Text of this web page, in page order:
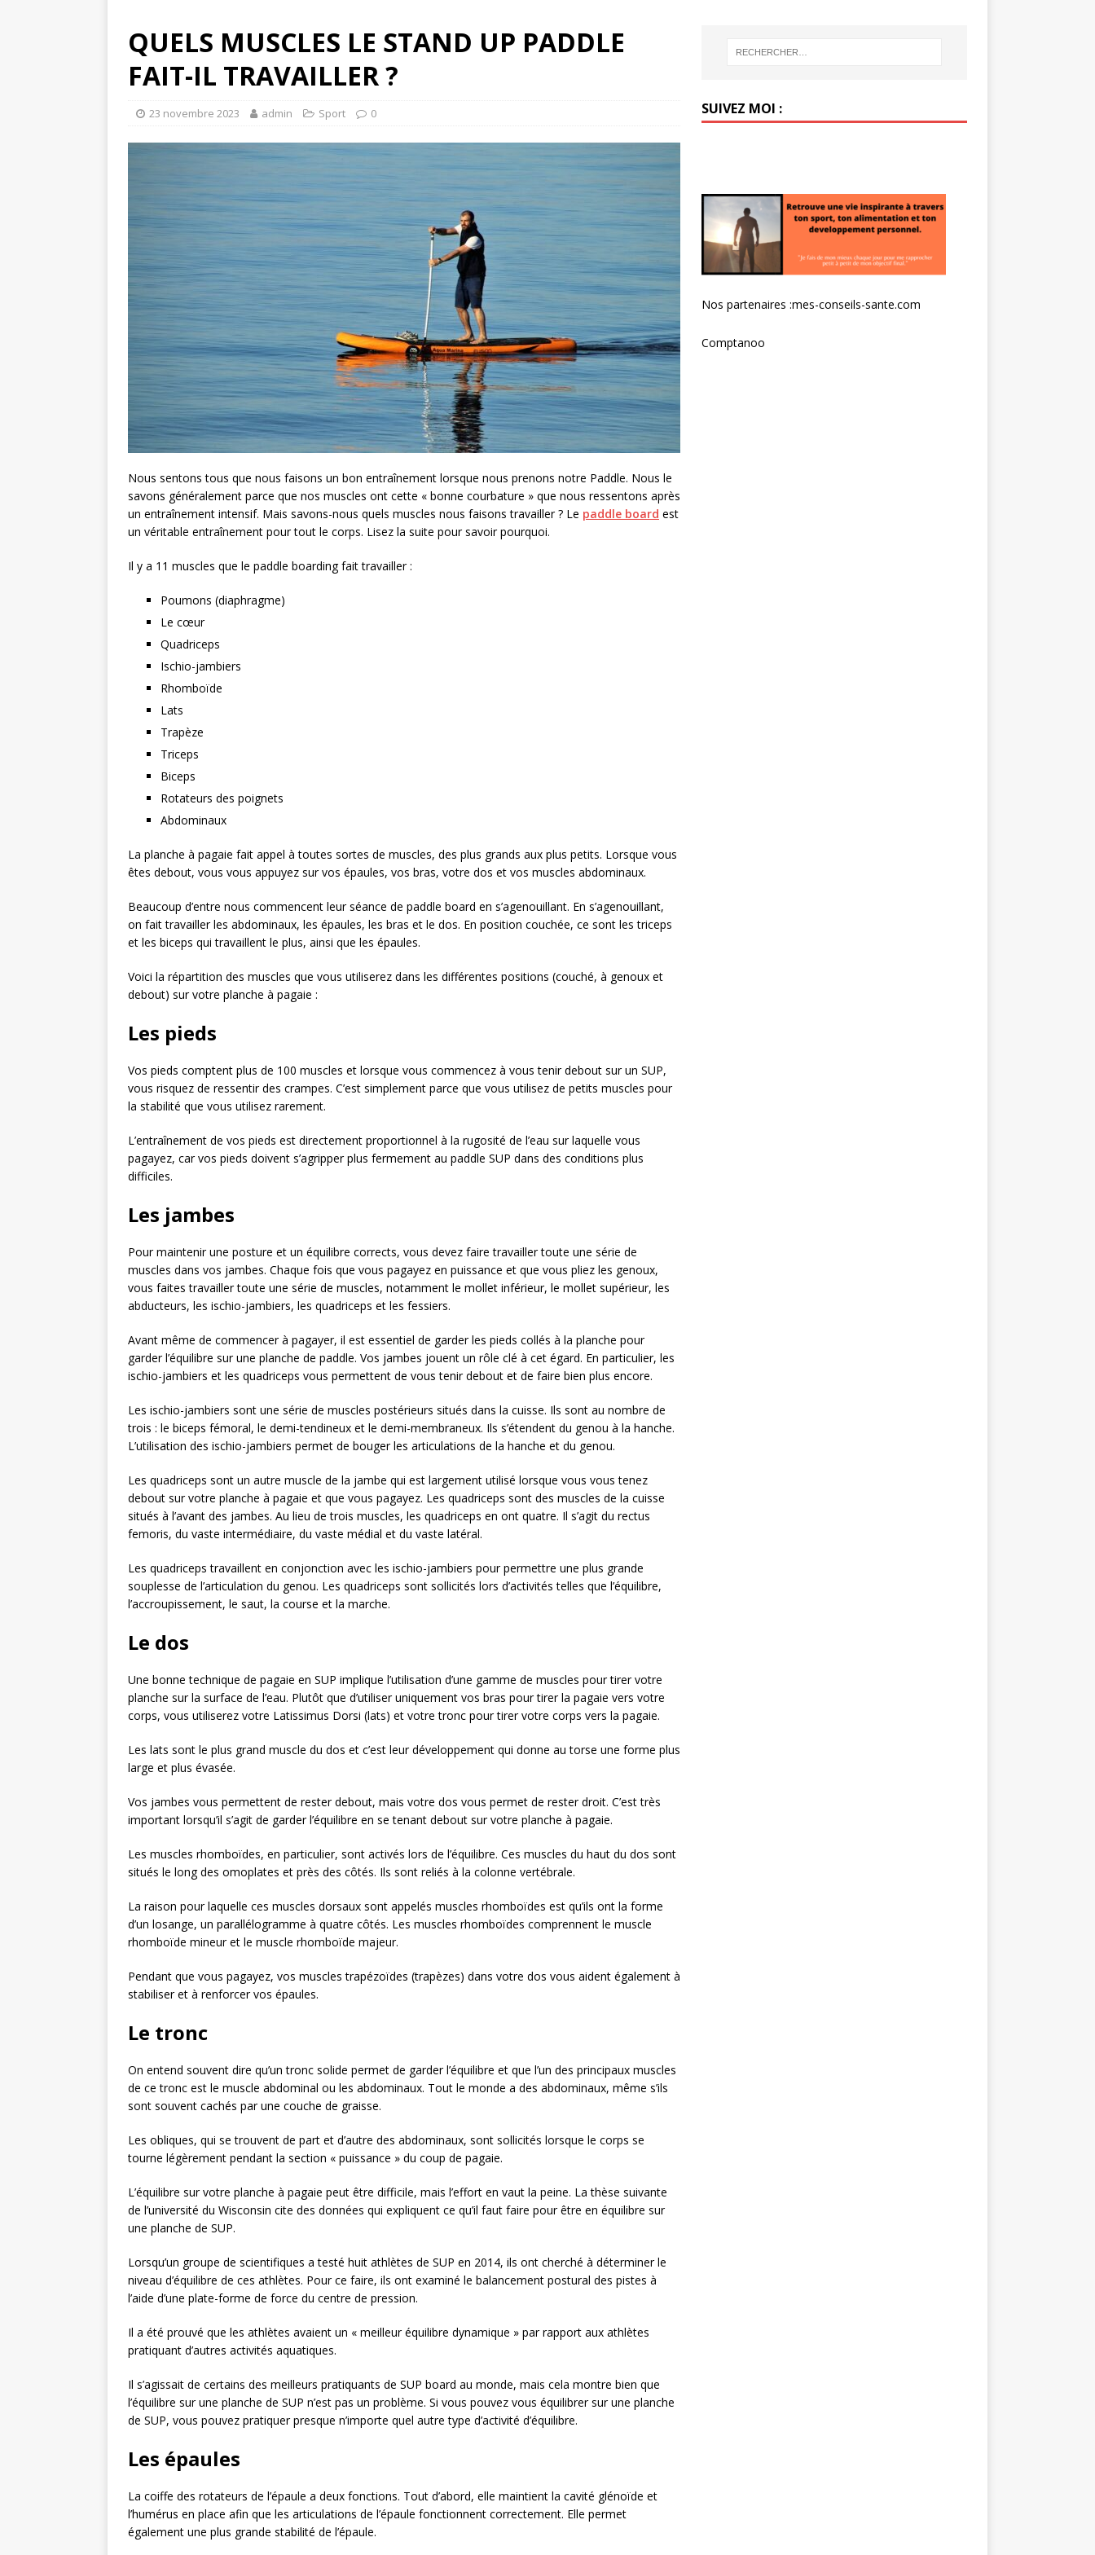
QUELS MUSCLES LE STAND UP PADDLE
FAIT-IL TRAVAILLER ?
23 novembre 2023 admin Sport 0
Nous sentons tous que nous faisons un bon entraînement lorsque nous prenons notre Paddle. Nous le
savons généralement parce que nos muscles ont cette « bonne courbature » que nous ressentons après
un entraînement intensif. Mais savons-nous quels muscles nous faisons travailler ? Le paddle board est
un véritable entraînement pour tout le corps. Lisez la suite pour savoir pourquoi.
Il y a 11 muscles que le paddle boarding fait travailler :
Poumons (diaphragme)
Le cœur
Quadriceps
Ischio-jambiers
Rhomboïde
Lats
Trapèze
Triceps
Biceps
Rotateurs des poignets
Abdominaux
La planche à pagaie fait appel à toutes sortes de muscles, des plus grands aux plus petits. Lorsque vous
êtes debout, vous vous appuyez sur vos épaules, vos bras, votre dos et vos muscles abdominaux.
Beaucoup d’entre nous commencent leur séance de paddle board en s’agenouillant. En s’agenouillant,
on fait travailler les abdominaux, les épaules, les bras et le dos. En position couchée, ce sont les triceps
et les biceps qui travaillent le plus, ainsi que les épaules.
Voici la répartition des muscles que vous utiliserez dans les différentes positions (couché, à genoux et
debout) sur votre planche à pagaie :
Les pieds
Vos pieds comptent plus de 100 muscles et lorsque vous commencez à vous tenir debout sur un SUP,
vous risquez de ressentir des crampes. C’est simplement parce que vous utilisez de petits muscles pour
la stabilité que vous utilisez rarement.
L’entraînement de vos pieds est directement proportionnel à la rugosité de l’eau sur laquelle vous
pagayez, car vos pieds doivent s’agripper plus fermement au paddle SUP dans des conditions plus
difficiles.
Les jambes
Pour maintenir une posture et un équilibre corrects, vous devez faire travailler toute une série de
muscles dans vos jambes. Chaque fois que vous pagayez en puissance et que vous pliez les genoux,
vous faites travailler toute une série de muscles, notamment le mollet inférieur, le mollet supérieur, les
abducteurs, les ischio-jambiers, les quadriceps et les fessiers.
Avant même de commencer à pagayer, il est essentiel de garder les pieds collés à la planche pour
garder l’équilibre sur une planche de paddle. Vos jambes jouent un rôle clé à cet égard. En particulier, les
ischio-jambiers et les quadriceps vous permettent de vous tenir debout et de faire bien plus encore.
Les ischio-jambiers sont une série de muscles postérieurs situés dans la cuisse. Ils sont au nombre de
trois : le biceps fémoral, le demi-tendineux et le demi-membraneux. Ils s’étendent du genou à la hanche.
L’utilisation des ischio-jambiers permet de bouger les articulations de la hanche et du genou.
Les quadriceps sont un autre muscle de la jambe qui est largement utilisé lorsque vous vous tenez
debout sur votre planche à pagaie et que vous pagayez. Les quadriceps sont des muscles de la cuisse
situés à l’avant des jambes. Au lieu de trois muscles, les quadriceps en ont quatre. Il s’agit du rectus
femoris, du vaste intermédiaire, du vaste médial et du vaste latéral.
Les quadriceps travaillent en conjonction avec les ischio-jambiers pour permettre une plus grande
souplesse de l’articulation du genou. Les quadriceps sont sollicités lors d’activités telles que l’équilibre,
l’accroupissement, le saut, la course et la marche.
Le dos
Une bonne technique de pagaie en SUP implique l’utilisation d’une gamme de muscles pour tirer votre
planche sur la surface de l’eau. Plutôt que d’utiliser uniquement vos bras pour tirer la pagaie vers votre
corps, vous utiliserez votre Latissimus Dorsi (lats) et votre tronc pour tirer votre corps vers la pagaie.
Les lats sont le plus grand muscle du dos et c’est leur développement qui donne au torse une forme plus
large et plus évasée.
Vos jambes vous permettent de rester debout, mais votre dos vous permet de rester droit. C’est très
important lorsqu’il s’agit de garder l’équilibre en se tenant debout sur votre planche à pagaie.
Les muscles rhomboïdes, en particulier, sont activés lors de l’équilibre. Ces muscles du haut du dos sont
situés le long des omoplates et près des côtés. Ils sont reliés à la colonne vertébrale.
La raison pour laquelle ces muscles dorsaux sont appelés muscles rhomboïdes est qu’ils ont la forme
d’un losange, un parallélogramme à quatre côtés. Les muscles rhomboïdes comprennent le muscle
rhomboïde mineur et le muscle rhomboïde majeur.
Pendant que vous pagayez, vos muscles trapézoïdes (trapèzes) dans votre dos vous aident également à
stabiliser et à renforcer vos épaules.
Le tronc
On entend souvent dire qu’un tronc solide permet de garder l’équilibre et que l’un des principaux muscles
de ce tronc est le muscle abdominal ou les abdominaux. Tout le monde a des abdominaux, même s’ils
sont souvent cachés par une couche de graisse.
Les obliques, qui se trouvent de part et d’autre des abdominaux, sont sollicités lorsque le corps se
tourne légèrement pendant la section « puissance » du coup de pagaie.
L’équilibre sur votre planche à pagaie peut être difficile, mais l’effort en vaut la peine. La thèse suivante
de l’université du Wisconsin cite des données qui expliquent ce qu’il faut faire pour être en équilibre sur
une planche de SUP.
Lorsqu’un groupe de scientifiques a testé huit athlètes de SUP en 2014, ils ont cherché à déterminer le
niveau d’équilibre de ces athlètes. Pour ce faire, ils ont examiné le balancement postural des pistes à
l’aide d’une plate-forme de force du centre de pression.
Il a été prouvé que les athlètes avaient un « meilleur équilibre dynamique » par rapport aux athlètes
pratiquant d’autres activités aquatiques.
Il s’agissait de certains des meilleurs pratiquants de SUP board au monde, mais cela montre bien que
l’équilibre sur une planche de SUP n’est pas un problème. Si vous pouvez vous équilibrer sur une planche
de SUP, vous pouvez pratiquer presque n’importe quel autre type d’activité d’équilibre.
Les épaules
La coiffe des rotateurs de l’épaule a deux fonctions. Tout d’abord, elle maintient la cavité glénoïde et
l’humérus en place afin que les articulations de l’épaule fonctionnent correctement. Elle permet
également une plus grande stabilité de l’épaule.
SUIVEZ MOI :
Nos partenaires :mes-conseils-sante.com
Comptanoo